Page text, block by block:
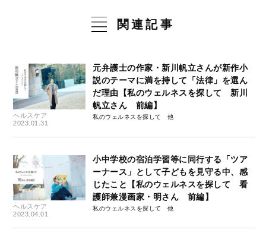
関連記事
ヘルスケア
2023.01.31
元弁護士の作家・新川帆立さんが新作小
説のテーマに満を持して「法律」を選ん
だ理由【私のウェルネスを探して 新川
帆立さん 前編】
私のウェルネスを探して
ヘルスケア
2023.04.01
小中学校の宿泊学習等に同行する「ツア
ーナース」として子どもを見守る中、感
じたこと【私のウェルネスを探して 看
護師兼漫画家・明さん 前編】
私のウェルネスを探して